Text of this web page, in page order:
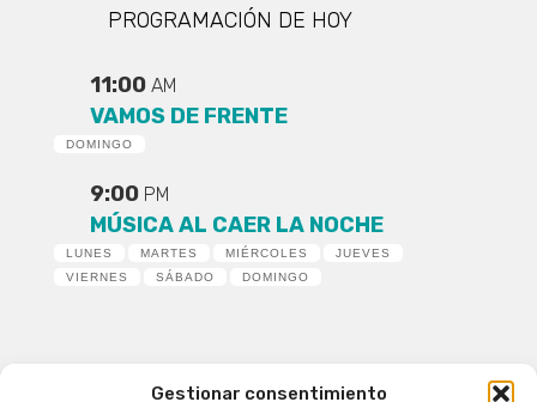
Gestionar consentimiento
PROGRAMACIÓN DE HOY
11:00 AM
VAMOS DE FRENTE
DOMINGO
9:00 PM
MÚSICA AL CAER LA NOCHE
LUNES MARTES MIÉRCOLES
JUEVES
VIERNES
SÁBADO DOMINGO